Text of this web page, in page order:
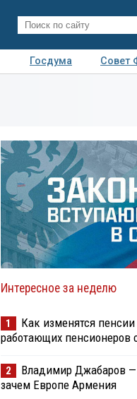
Госдума
Совет
Интересное за неделю
1
Как изменятся пенсии
работающих пенсионеров
2
Владимир Джабаров —
зачем Европе Армения